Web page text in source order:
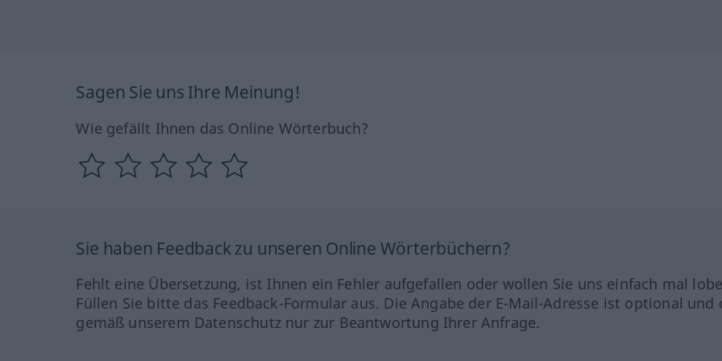
Sagen Sie uns Ihre Meinung!
Wie gefällt Ihnen das Online Wörterbuch?
Sie haben Feedback zu unseren Online Wörterbüchern?
Fehlt eine Übersetzung, ist Ihnen ein Fehler aufgefallen oder wollen Sie uns einfach mal
Füllen Sie bitte das Feedback-Formular aus. Die Angabe der E-Mail-Adresse ist optional und
gemäß unserem Datenschutz nur zur Beantwortung Ihrer Anfrage.